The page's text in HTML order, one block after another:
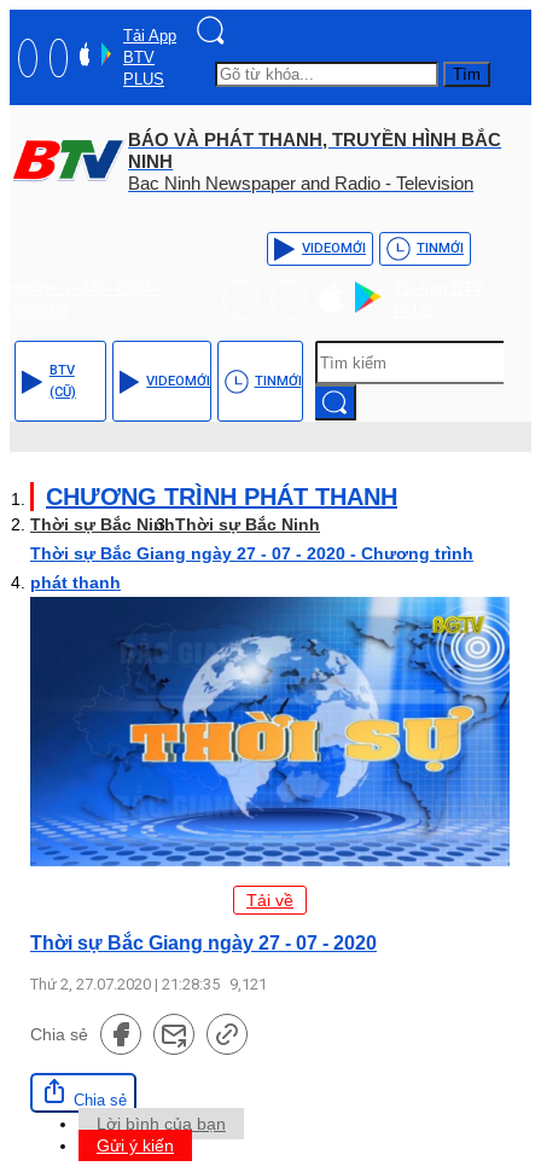
Tải App
BTV
PLUS
Tìm
BÁO VÀ PHÁT THANH, TRUYỀN HÌNH BẮC
NINH
Bac Ninh Newspaper and Radio - Television
VIDEOMỚI TINMỚI
BTV
(CŨ)
VIDEOMỚI TINMỚI
CHƯƠNG TRÌNH PHÁT THANH
Thời sự Bắc NinhThời sự Bắc Ninh
Thời sự Bắc Giang ngày 27 - 07 - 2020 - Chương trình
phát thanh
Tải về
Thời sự Bắc Giang ngày 27 - 07 - 2020
Thứ 2, 27.07.2020 | 21:28:35 9,121
Chia sẻ
Chia sẻ
Lời bình của bạn
Gửi ý kiến